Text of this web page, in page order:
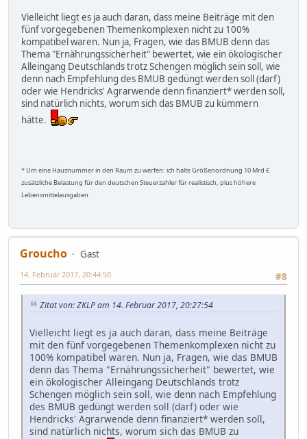
Vielleicht liegt es ja auch daran, dass meine Beiträge mit den
fünf vorgegebenen Themenkomplexen nicht zu 100%
kompatibel waren. Nun ja, Fragen, wie das BMUB denn das
Thema "Ernährungssicherheit" bewertet, wie ein ökologischer
Alleingang Deutschlands trotz Schengen möglich sein soll, wie
denn nach Empfehlung des BMUB gedüngt werden soll (darf)
oder wie Hendricks' Agrarwende denn finanziert* werden soll,
sind natürlich nichts, worum sich das BMUB zu kümmern
hätte.
* Um eine Hausnummer in den Raum zu werfen: ich halte Größenordnung 10 Mrd €
zusätzliche Belastung für den deutschen Steuerzahler für realistisch, plus höhere
Lebensmittelausgaben
Groucho
Gast
#8
14. Februar 2017, 20:44:50
Zitat von: ZKLP am 14. Februar 2017, 20:27:54
Vielleicht liegt es ja auch daran, dass meine Beiträge
mit den fünf vorgegebenen Themenkomplexen nicht zu
100% kompatibel waren. Nun ja, Fragen, wie das BMUB
denn das Thema "Ernährungssicherheit" bewertet, wie
ein ökologischer Alleingang Deutschlands trotz
Schengen möglich sein soll, wie denn nach Empfehlung
des BMUB gedüngt werden soll (darf) oder wie
Hendricks' Agrarwende denn finanziert* werden soll,
sind natürlich nichts, worum sich das BMUB zu